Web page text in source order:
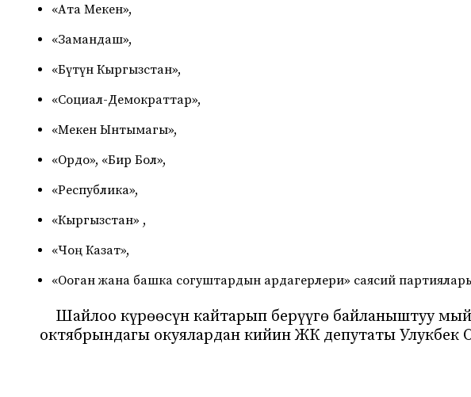
«Ата Мекен»,
«Замандаш»,
«Бүтүн Кыргызстан»,
«Социал-Демократтар»,
«Мекен Ынтымагы»,
«Ордо», «Бир Бол»,
«Республика»,
«Кыргызстан» ,
«Чоң Казат»,
«Ооган жана башка согуштардын ардагерлери» саясий
Шайлоо күрөөсүн кайтарып берүүгө байланыштуу
октябрындагы окуялардан кийин ЖК депутаты